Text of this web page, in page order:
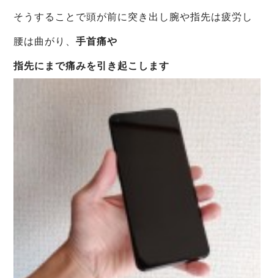
そうすることで頭が前に突き出し腕や指先は疲労し
腰は曲がり、手首痛や
指先にまで痛みを引き起こします